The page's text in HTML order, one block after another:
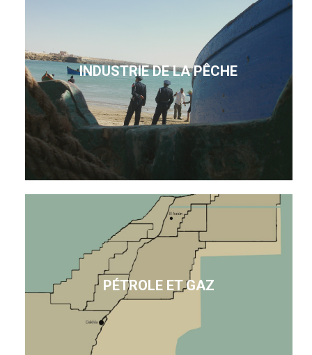
INDUSTRIE DE LA PÊCHE
PÉTROLE ET GAZ